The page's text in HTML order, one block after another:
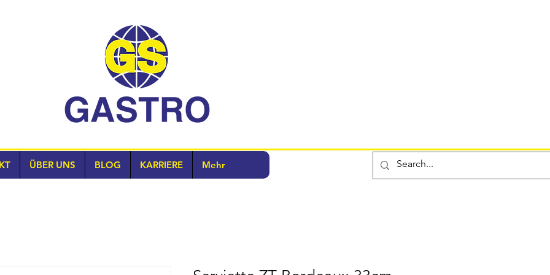
ÜBER UNS BLOG KARRIERE Mehr